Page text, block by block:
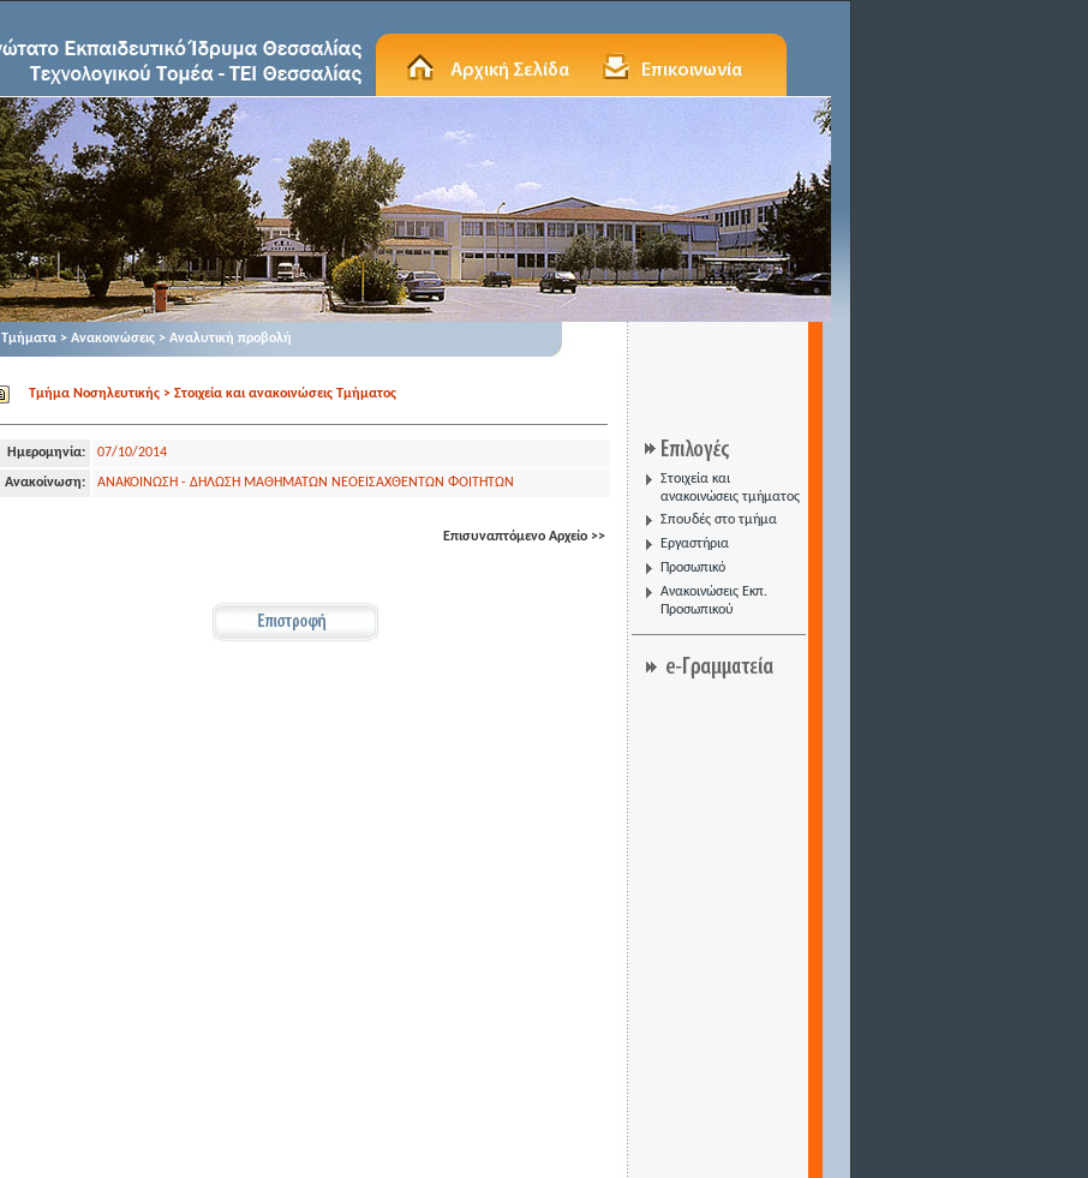
Τμήματα > Ανακοινώσεις > Αναλυτική προβολή
Τμήμα Νοσηλευτικής > Στοιχεία και ανακοινώσεις Τμήματος
Ημερομηνία: 07/10/2014
Ανακοίνωση: ΑΝΑΚΟΙΝΩΣΗ - ΔΗΛΩΣΗ ΜΑΘΗΜΑΤΩΝ ΝΕΟΕΙΣΑΧΘΕΝΤΩΝ ΦΟΙΤΗΤΩΝ
Επισυναπτόμενο Αρχείο >>
Στοιχεία και
ανακοινώσεις τμήματος
Σπουδές στο τμήμα
Εργαστήρια
Προσωπικό
Ανακοινώσεις Εκπ.
Προσωπικού